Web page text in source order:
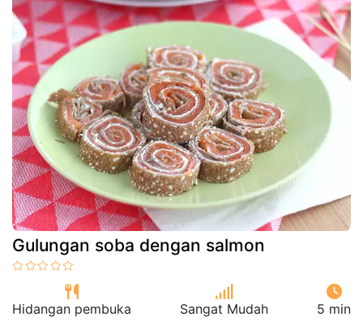
Gulungan soba dengan salmon
Hidangan pembuka Sangat Mudah 5 min